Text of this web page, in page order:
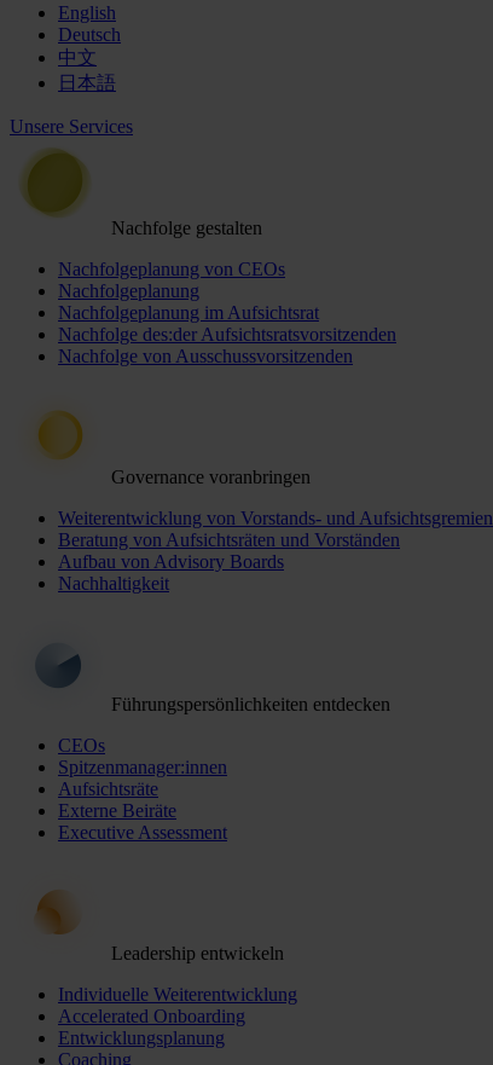
English
Deutsch
中文
日本語
Unsere Services
Nachfolge gestalten
Nachfolgeplanung von CEOs
Nachfolgeplanung
Nachfolgeplanung im Aufsichtsrat
Nachfolge des:der Aufsichtsratsvorsitzenden
Nachfolge von Ausschussvorsitzenden
Governance voranbringen
Weiterentwicklung von Vorstands- und Aufsichtsgremien
Beratung von Aufsichtsräten und Vorständen
Aufbau von Advisory Boards
Nachhaltigkeit
Führungspersönlichkeiten entdecken
CEOs
Spitzenmanager:innen
Aufsichtsräte
Externe Beiräte
Executive Assessment
Leadership entwickeln
Individuelle Weiterentwicklung
Accelerated Onboarding
Entwicklungsplanung
Coaching